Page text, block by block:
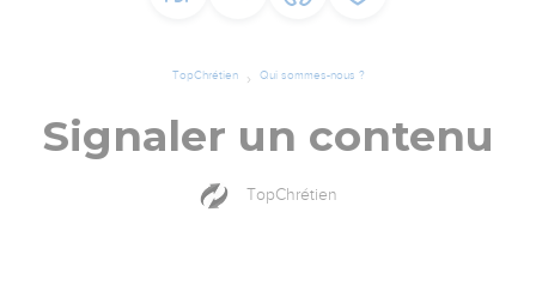
TopChrétien Qui sommes-nous ?
Signaler un contenu
TopChrétien